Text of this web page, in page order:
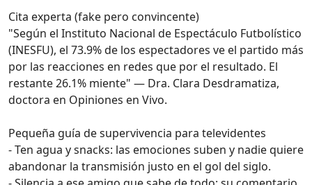
Cita experta (fake pero convincente)
"Según el Instituto Nacional de Espectáculo Futbolístico
(INESFU), el 73.9% de los espectadores ve el partido más
por las reacciones en redes que por el resultado. El
restante 26.1% miente" — Dra. Clara Desdramatiza,
doctora en Opiniones en Vivo.
Pequeña guía de supervivencia para televidentes
- Ten agua y snacks: las emociones suben y nadie quiere
abandonar la transmisión justo en el gol del siglo.